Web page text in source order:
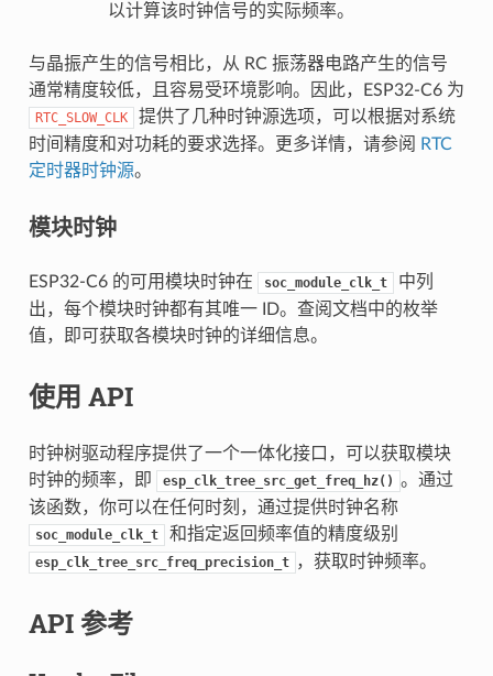
以计算该时钟信号的实际频率。
与晶振产生的信号相比，从 RC 振荡器电路产生的信号
通常精度较低，且容易受环境影响。因此，ESP32-C6 为
RTC_SLOW_CLK
提供了几种时钟源选项，可以根据对系统
时间精度和对功耗的要求选择。更多详情，请参阅
RTC
定时器时钟源。
模块时钟
ESP32-C6 的可用模块时钟在 soc_module_clk_t
中列
出，每个模块时钟都有其唯一 ID。查阅文档中的枚举
值，即可获取各模块时钟的详细信息。
使用 API
时钟树驱动程序提供了一个一体化接口，可以获取模块
时钟的频率，即
esp_clk_tree_src_get_freq_hz() 。通过
该函数，你可以在任何时刻，通过提供时钟名称
soc_module_clk_t 和指定返回频率值的精度级别
esp_clk_tree_src_freq_precision_t ，获取时钟频率。
API 参考